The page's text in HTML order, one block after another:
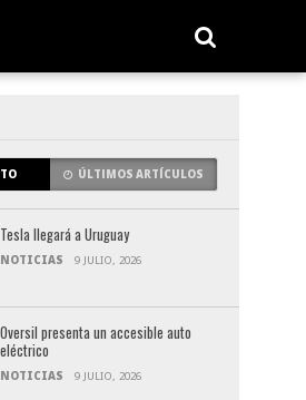
ÚLTIMOS ARTÍCULOS
Tesla llegará a Uruguay
NOTICIAS 9 JULIO, 2026
Oversil presenta un accesible auto
eléctrico
NOTICIAS 9 JULIO, 2026